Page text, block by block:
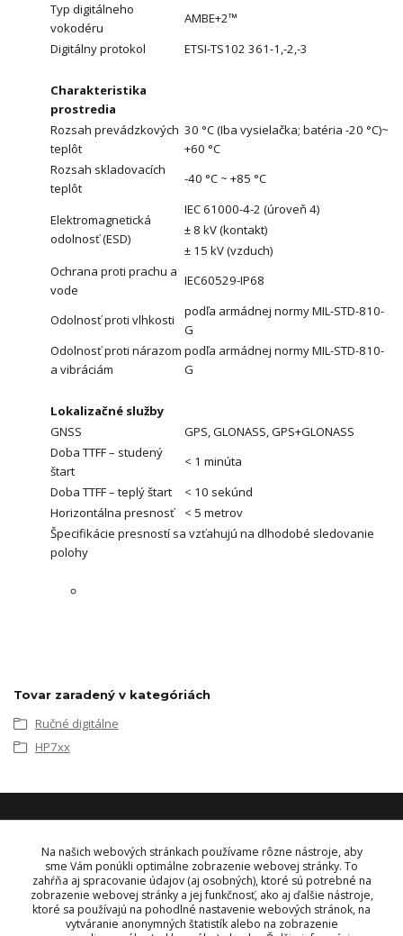
Typ digitálneho
vokodéru
AMBE+2™
Digitálny protokol
ETSI-TS102 361-1,-2,-3
Charakteristika
prostredia
Rozsah prevádzkových
teplôt
30 °C (Iba vysielačka; batéria -20 °C)~
+60 °C
Rozsah skladovacích
teplôt
-40 °C ~ +85 °C
Elektromagnetická
odolnosť (ESD)
IEC 61000-4-2 (úroveň 4)
± 8 kV (kontakt)
± 15 kV (vzduch)
Ochrana proti prachu a
vode
IEC60529-IP68
Odolnosť proti vlhkosti
podľa armádnej normy MIL-STD-810-
G
Odolnosť proti nárazom
a vibráciám
podľa armádnej normy MIL-STD-810-
G
Lokalizačné služby
GNSS
GPS, GLONASS, GPS+GLONASS
Doba TTFF – studený
štart
< 1 minúta
Doba TTFF – teplý štart
< 10 sekúnd
Horizontálna presnosť
< 5 metrov
Špecifikácie presností sa vzťahujú na dlhodobé sledovanie
polohy
Tovar zaradený v kategóriách
Ručné digitálne
HP7xx
KONTAKT
OBJEDNÁVKY A INFORMÁCIE
+421 948 229 224
info@vysielacky.com
Na našich webových stránkach používame rôzne nástroje, aby
sme Vám ponúkli optimálne zobrazenie webovej stránky. To
zahŕňa aj spracovanie údajov (aj osobných), ktoré sú potrebné na
zobrazenie webovej stránky a jej funkčnosť, ako aj ďalšie nástroje,
ktoré sa používajú na pohodlné nastavenie webových stránok, na
vytváranie anonymných štatistík alebo na zobrazenie